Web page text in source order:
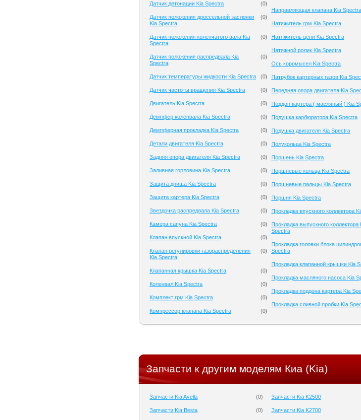
Датчик детонации Kia Spectra (0)
Датчик положения дроссельной заслонки
Kia Spectra
(0)
Датчик положения коленчатого вала Kia
Spectra
(0)
Датчик положения распредвала Kia
Spectra
(0)
Датчик температуры жидкости Kia Spectra (0)
Датчик частоты вращения Kia Spectra (0)
Двигатель Kia Spectra (0)
Демпфер коленвала Kia Spectra (0)
Демпферная прокладка Kia Spectra (0)
Детали двигателя Kia Spectra (0)
Задняя опора двигателя Kia Spectra (0)
Заливная горловина Kia Spectra (0)
Защита днища Kia Spectra (0)
Защита картера Kia Spectra (0)
Звездочка распредвала Kia Spectra (0)
Камера сапуна Kia Spectra (0)
Клапан впускной Kia Spectra (0)
Клапан регулировки газораспределения
Kia Spectra
(0)
Клапанная крышка Kia Spectra (0)
Коленвал Kia Spectra (0)
Комплект грм Kia Spectra (0)
Компрессор клапана Kia Spectra (0)
Направляющая клапана Kia Spectra
Натяжитель грм Kia Spectra
Натяжитель цепи Kia Spectra
Натяжной ролик Kia Spectra
Ось коромысел Kia Spectra
Патрубок картерных газов Kia
Передняя опора двигателя Kia
Поддон картера ( масляный ) Kia
Подушка карбюратора Kia Spectra
Подушка двигателя Kia Spectra
Полукольца Kia Spectra
Поршень Kia Spectra
Поршневые кольца Kia Spectra
Поршневые пальцы Kia Spectra
Поршня Kia Spectra
Прокладка впускного коллектора
Прокладка выпускного коллектора
Spectra
Прокладка головки блока
Spectra
Прокладка клапанной крышки Kia
Прокладка масляного насоса Kia
Прокладка поддона картера Kia
Прокладка сливной пробки Kia
Запчасти к другим моделям Киа (Kia)
Запчасти Kia Avella (0)
Запчасти Kia Besta (0)
Запчасти Kia K2500
Запчасти Kia K2700